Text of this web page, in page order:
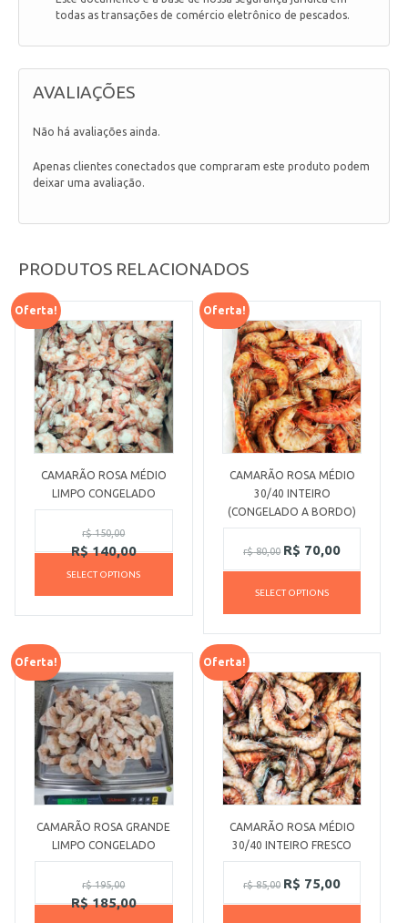
todas as transações de comércio eletrônico de pescados.
AVALIAÇÕES
Não há avaliações ainda.
Apenas clientes conectados que compraram este produto podem
deixar uma avaliação.
PRODUTOS RELACIONADOS
Oferta!
CAMARÃO ROSA MÉDIO
LIMPO CONGELADO
r$150,00
R$140,00
SELECT OPTIONS
Oferta!
CAMARÃO ROSA MÉDIO
30/40 INTEIRO
(CONGELADO A BORDO)
r$80,00 R$ 70,00
SELECT OPTIONS
Oferta!
CAMARÃO ROSA GRANDE
LIMPO CONGELADO
r$195,00
R$185,00
Oferta!
CAMARÃO ROSA MÉDIO
30/40 INTEIRO FRESCO
r$85,00 R$ 75,00